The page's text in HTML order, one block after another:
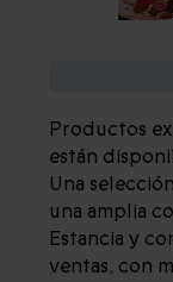
Productos
están
Una
una amplia
Estancia y
ventas, con